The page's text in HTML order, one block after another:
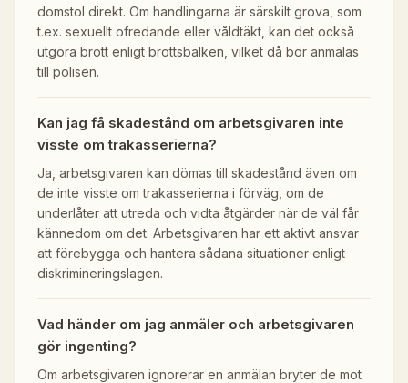
domstol direkt. Om handlingarna är särskilt grova, som
t.ex. sexuellt ofredande eller våldtäkt, kan det också
utgöra brott enligt brottsbalken, vilket då bör anmälas
till polisen.
Kan jag få skadestånd om arbetsgivaren inte
visste om trakasserierna?
Ja, arbetsgivaren kan dömas till skadestånd även om
de inte visste om trakasserierna i förväg, om de
underlåter att utreda och vidta åtgärder när de väl får
kännedom om det. Arbetsgivaren har ett aktivt ansvar
att förebygga och hantera sådana situationer enligt
diskrimineringslagen.
Vad händer om jag anmäler och arbetsgivaren
gör ingenting?
Om arbetsgivaren ignorerar en anmälan bryter de mot